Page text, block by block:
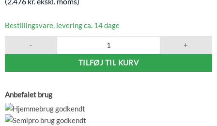
Bestillingsvare, levering ca. 14 dage
TILFØJ TIL KURV
Anbefalet brug